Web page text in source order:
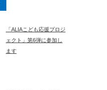
「ALIAこども応援プロジ
ェクト」第6弾に参加し
ます